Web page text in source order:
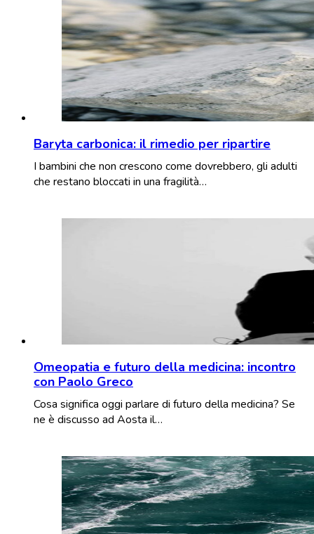
Baryta carbonica: il rimedio per ripartire
I bambini che non crescono come dovrebbero, gli adulti
che restano bloccati in una fragilità…
Omeopatia e futuro della medicina: incontro
con Paolo Greco
Cosa significa oggi parlare di futuro della medicina? Se
ne è discusso ad Aosta il…